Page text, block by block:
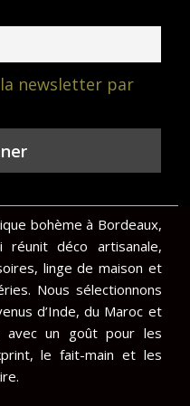
la newsletter par
bohème à Bordeaux,
déco artisanale,
linge de maison et
Nous sélectionnons
d’Inde, du Maroc et
avec un goût pour les
le fait-main et les